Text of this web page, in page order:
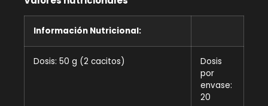
Información Nutricional:
Dosis: 50 g (2 cacitos)
Dosis
por
envase:
20